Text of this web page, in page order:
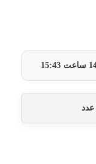
ساعت 15:43
عدد